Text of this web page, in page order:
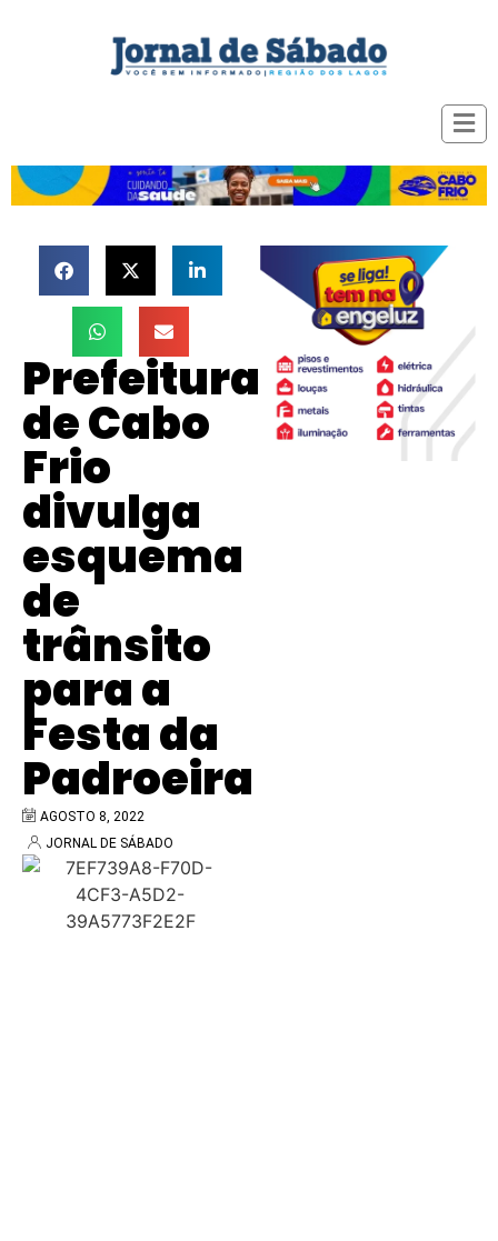
Prefeitura
de Cabo
Frio
divulga
esquema
de
trânsito
para a
Festa da
Padroeira
AGOSTO 8, 2022
JORNAL DE SÁBADO